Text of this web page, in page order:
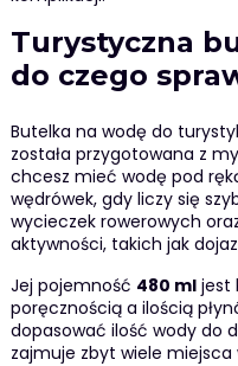
Turystyczna
do czego
Butelka na wodę do
została przygotowana z
chcesz mieć wodę pod
wędrówek, gdy liczy się
wycieczek rowerowych
aktywności, takich jak
Jej pojemność 480 mljest
poręcznością a ilością
dopasować ilość wody do
zajmuje zbyt wiele